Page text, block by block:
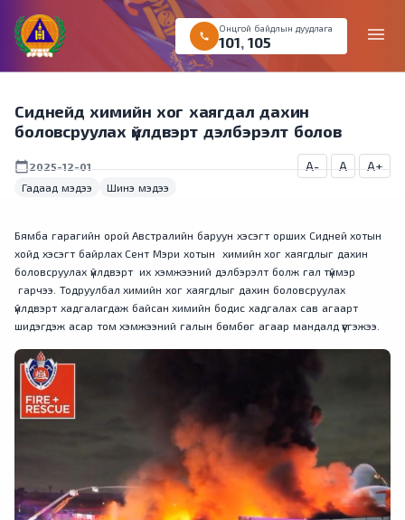
menu
call
Онцгой байдлын дуудлага
101 ,105
Сиднейд химийн хог хаягдал дахин
боловсруулах үйлдвэрт дэлбэрэлт болов
calendar_today2025-12-01
Гадаад мэдээ
Шинэ мэдээ
A- A A+
Бямба гарагийн орой Австралийн баруун хэсэгт орших Сидней хотын
хойд хэсэгт байрлах Сент Мэри хотын химийн хог хаягдлыг дахин
боловсруулах үйлдвэрт их хэмжээний дэлбэрэлт болж гал түймэр
гарчээ. Тодруулбал химийн хог хаягдлыг дахин боловсруулах
үйлдвэрт хадгалагдаж байсан химийн бодис хадгалах сав агаарт
шидэгдэж асар том хэмжээний галын бөмбөг агаар мандалд үүсгэжээ.